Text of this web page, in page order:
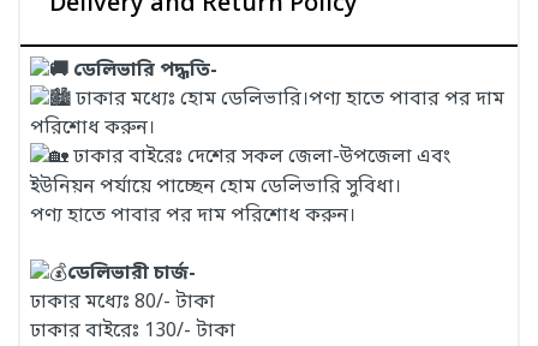
ডেলিভারি পদ্ধতি-
ঢাকার মধ্যেঃ হোম ডেলিভারি।পণ্য হাতে পাবার পর দাম
পরিশোধ করুন।
ঢাকার বাইরেঃ দেশের সকল জেলা-উপজেলা এবং
ইউনিয়ন পর্যায়ে পাচ্ছেন হোম ডেলিভারি সুবিধা।
পণ্য হাতে পাবার পর দাম পরিশোধ করুন।
ডেলিভারী চার্জ-
ঢাকার মধ্যেঃ 80/- টাকা
ঢাকার বাইরেঃ 130/- টাকা